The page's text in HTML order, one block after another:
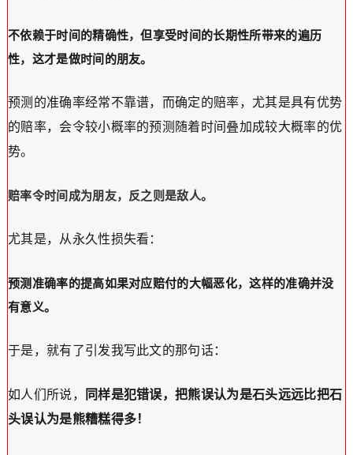
不依赖于时间的精确性，但享受时间的长期性所带来的遍历
性，这才是做时间的朋友。
预测的准确率经常不靠谱，而确定的赔率，尤其是具有优势
的赔率，会令较小概率的预测随着时间叠加成较大概率的优
势。
赔率令时间成为朋友，反之则是敌人。
尤其是，从永久性损失看：
预测准确率的提高如果对应赔付的大幅恶化，这样的准确并没
有意义。
于是，就有了引发我写此文的那句话：
如人们所说，
同样是犯错误，把熊误认为是石头远远比把石
头误认为是熊糟糕得多！